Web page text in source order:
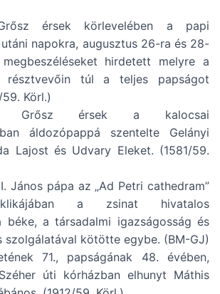
érsek körlevelében a papi
napokra, augusztus 26-ra és 28-
hirdetett melyre a
résztvevőin túl a teljes papságot
Körl.)
Grősz érsek a kalocsai
áldozópappá szentelte Gelányi
Lajost és Udvary Eleket. (1581/59.
János pápa az „Ad Petri cathedram”
a zsinat hivatalos
béke, a társadalmi igazságosság és
szolgálatával kötötte egybe. (BM-GJ)
71., papságának 48. évében,
úti kórházban elhunyt Máthis